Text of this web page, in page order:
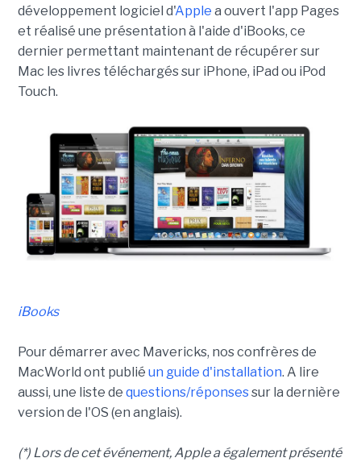
développement logiciel d'Apple a ouvert l'app Pages
et réalisé une présentation à l'aide d'iBooks, ce
dernier permettant maintenant de récupérer sur
Mac les livres téléchargés sur iPhone, iPad ou iPod
Touch.
iBooks
Pour démarrer avec Mavericks, nos confrères de
MacWorld ont publié un guide d'installation. A lire
aussi, une liste de questions/réponsessur la dernière
version de l'OS (en anglais).
(*) Lors de cet événement, Apple a également présenté